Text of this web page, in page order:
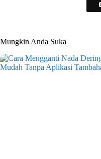
Mungkin Anda Suka